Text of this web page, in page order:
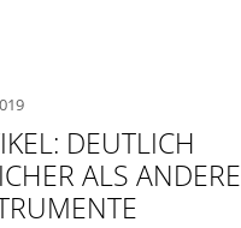
DEUTLICH
ALS ANDERE